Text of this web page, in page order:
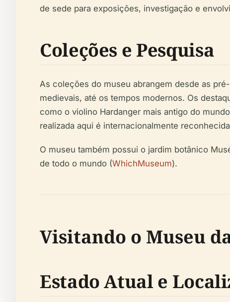
de sede para exposições, investigação e
Coleções e Pesquisa
As coleções do museu abrangem desde as
medievais, até os tempos modernos. Os
como o violino Hardanger mais antigo do
realizada aqui é internacionalmente
O museu também possui o jardim botânico
de todo o mundo (WhichMuseum).
Visitando o Museu
Estado Atual e